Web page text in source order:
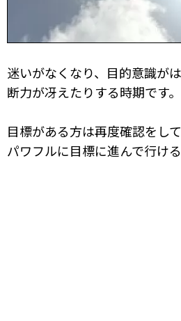
迷いがなくなり、目的意識が
断力が冴えたりする時期です。
目標がある方は再度確認をし
パワフルに目標に進んで行け